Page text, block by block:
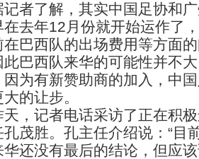
了解，其实中国足协和广
在去年12月份就开始运作了
在巴西队的出场费用等方面
此巴西队来华的可能性并不
因为有新赞助商的加入，中
的让步。
记者电话采访了正在积极
孔茂胜。孔主任介绍说：“目
华还没有最后的结论，但应